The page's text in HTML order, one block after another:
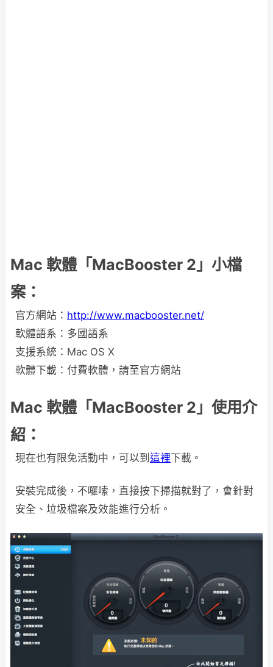
Mac 軟體「MacBooster 2」小檔
案：
官方網站： http://www.macbooster.net/
軟體語系：多國語系
支援系統：Mac OS X
軟體下載：付費軟體，請至官方網站
Mac 軟體「MacBooster 2」使用介
紹：
現在也有限免活動中，可以到 這裡下載。
安裝完成後，不囉嗦，直接按下掃描就對了，會針對
安全、垃圾檔案及效能進行分析。